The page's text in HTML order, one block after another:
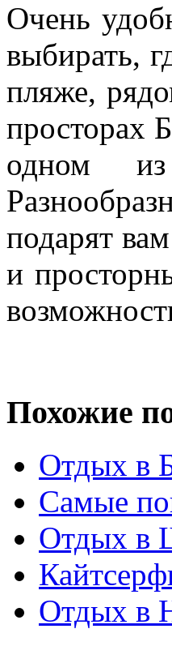
Очень
выбирать,
пляже,
просторах
одном
подарят
и
Похожие
Отдых в
Самые
Отдых в
Отдых в